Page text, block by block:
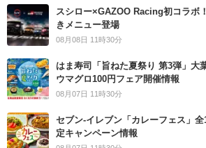
スシロー×GAZOO Racing初コラボ
きメニュー登場
08月08日 11時30分
はま寿司「旨ねた夏祭り 第3弾」大
ウマグロ100円フェア開催情報
08月07日 11時30分
セブン‐イレブン「カレーフェス」
定キャンペーン情報